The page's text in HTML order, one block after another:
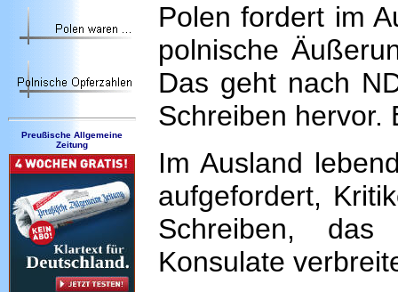
Preußische Allgemeine
Zeitung
Polen fordert im
polnische
Das geht nach
Schreiben hervor.
Im Ausland
aufgefordert,
Schreiben,
Konsulate